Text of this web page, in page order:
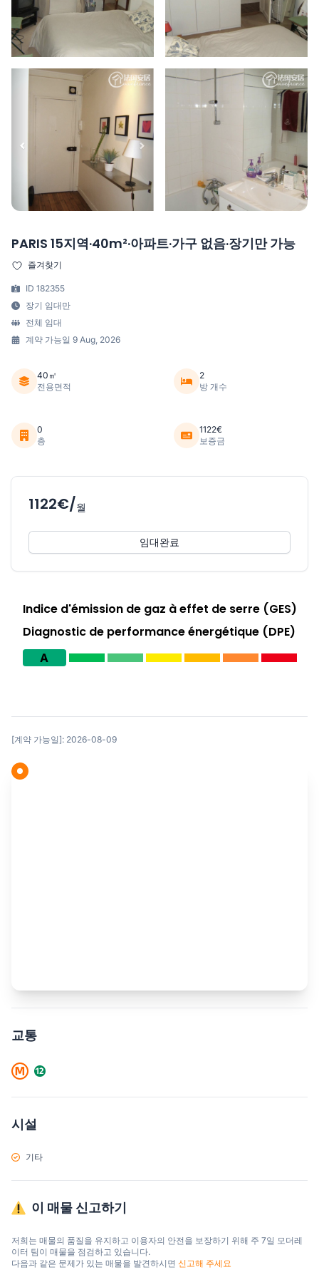
PARIS 15지역·40m²·아파트·가구 없음·장기만 가능
즐겨찾기
ID 182355
장기 임대만
전체 임대
계약 가능일 9 Aug, 2026
40㎡
전용면적
2
방 개수
0
층
1122€
보증금
1122€/월
임대완료
Indice d'émission de gaz à effet de serre (GES)
Diagnostic de performance énergétique (DPE)
A
[계약 가능일]: 2026-08-09
교통
시설
기타
이 매물 신고하기
저희는 매물의 품질을 유지하고 이용자의 안전을 보장하기 위해 주 7일 모더레
이터 팀이 매물을 점검하고 있습니다.
다음과 같은 문제가 있는 매물을 발견하시면 신고해 주세요